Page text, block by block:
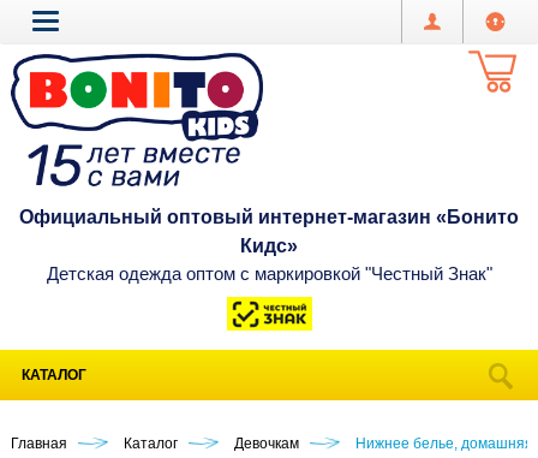
Официальный оптовый интернет-магазин «Бонито
Кидс»
Детская одежда оптом с маркировкой "Честный Знак"
КАТАЛОГ
Главная Каталог Девочкам Нижнее белье, домашняя